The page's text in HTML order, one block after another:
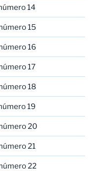
14
15
16
17
18
19
20
21
22